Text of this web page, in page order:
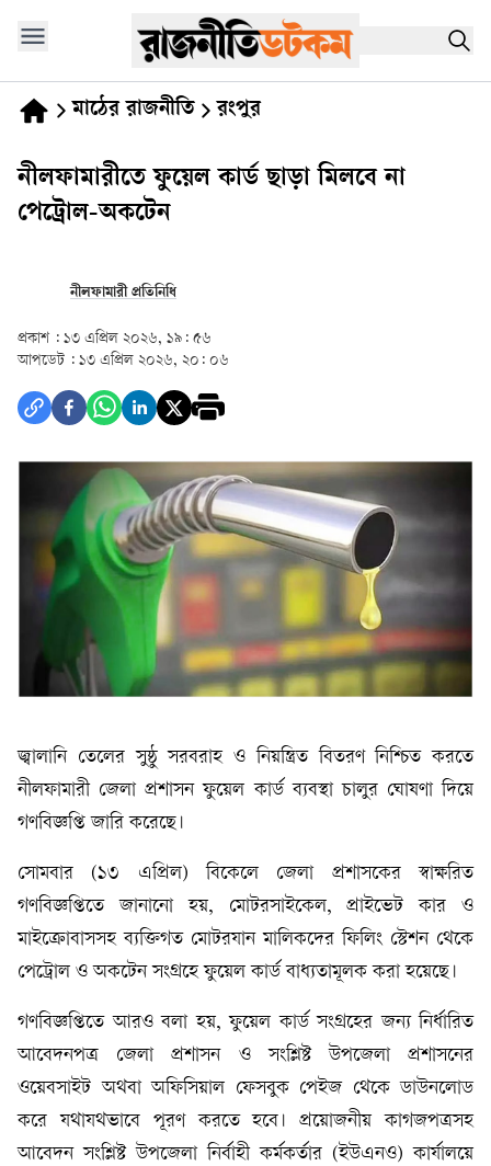
মাঠের রাজনীতি রংপুর
নীলফামারীতে ফুয়েল কার্ড ছাড়া মিলবে না
পেট্রোল-অকটেন
নীলফামারী প্রতিনিধি
প্রকাশ : ১৩ এপ্রিল ২০২৬, ১৯: ৫৬
আপডেট : ১৩ এপ্রিল ২০২৬, ২০: ০৬
জ্বালানি তেলের সুষ্ঠু সরবরাহ ও নিয়ন্ত্রিত বিতরণ নিশ্চিত করতে
নীলফামারী জেলা প্রশাসন ফুয়েল কার্ড ব্যবস্থা চালুর ঘোষণা দিয়ে
গণবিজ্ঞপ্তি জারি করেছে।
সোমবার (১৩ এপ্রিল) বিকেলে জেলা প্রশাসকের স্বাক্ষরিত
গণবিজ্ঞপ্তিতে জানানো হয়, মোটরসাইকেল, প্রাইভেট কার ও
মাইক্রোবাসসহ ব্যক্তিগত মোটরযান মালিকদের ফিলিং স্টেশন থেকে
পেট্রোল ও অকটেন সংগ্রহে ফুয়েল কার্ড বাধ্যতামূলক করা হয়েছে।
গণবিজ্ঞপ্তিতে আরও বলা হয়, ফুয়েল কার্ড সংগ্রহের জন্য নির্ধারিত
আবেদনপত্র জেলা প্রশাসন ও সংশ্লিষ্ট উপজেলা প্রশাসনের
ওয়েবসাইট অথবা অফিসিয়াল ফেসবুক পেইজ থেকে ডাউনলোড
করে যথাযথভাবে পূরণ করতে হবে। প্রয়োজনীয় কাগজপত্রসহ
আবেদন সংশ্লিষ্ট উপজেলা নির্বাহী কর্মকর্তার (ইউএনও) কার্যালয়ে